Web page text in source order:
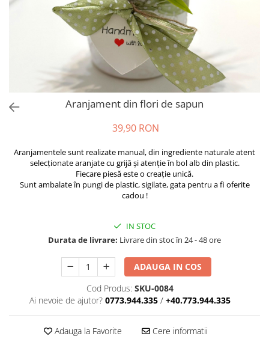
Aranjament din flori de sapun
39,90 RON
Aranjamentele sunt realizate manual, din ingrediente naturale atent
selecționate aranjate cu grijă și atenție în bol alb din plastic.
Fiecare piesă este o creație unică.
Sunt ambalate în pungi de plastic, sigilate, gata pentru a fi oferite
cadou !
IN STOC
Durata de livrare: Livrare din stoc în 24 - 48 ore
ADAUGA IN COS
Cod Produs: SKU-0084
Ai nevoie de ajutor? 0773.944.335 / +40.773.944.335
Adauga la Favorite Cere informatii